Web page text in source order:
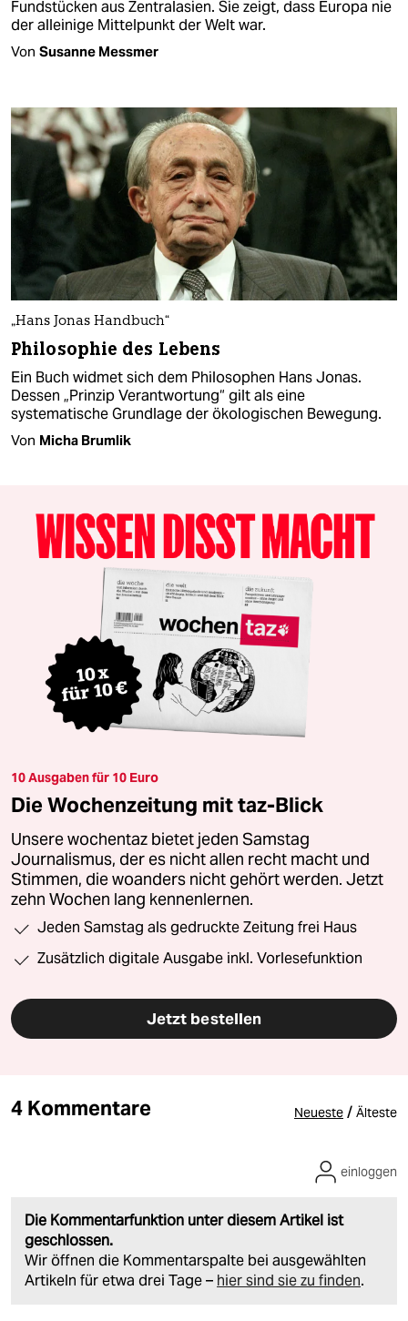
Fundstücken aus Zentralasien. Sie zeigt, dass Europa nie
der alleinige Mittelpunkt der Welt war.
Von Susanne Messmer
„Hans Jonas Handbuch“
Philosophie des Lebens
Ein Buch widmet sich dem Philosophen Hans Jonas.
Dessen „Prinzip Verantwortung“ gilt als eine
systematische Grundlage der ökologischen Bewegung.
Von Micha Brumlik
10 Ausgaben für 10 Euro
Die Wochenzeitung mit taz-Blick
Unsere wochentaz bietet jeden Samstag
Journalismus, der es nicht allen recht macht und
Stimmen, die woanders nicht gehört werden. Jetzt
zehn Wochen lang kennenlernen.
Jeden Samstag als gedruckte Zeitung frei Haus
Zusätzlich digitale Ausgabe inkl. Vorlesefunktion
Jetzt bestellen
4 Kommentare Neueste / Älteste
Die Kommentarfunktion unter diesem Artikel ist
geschlossen.
Wir öffnen die Kommentarspalte bei ausgewählten
Artikeln für etwa drei Tage – hier sind sie zu finden.
einloggen